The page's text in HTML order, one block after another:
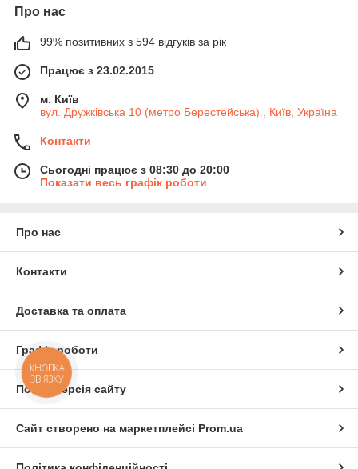
Про нас
99% позитивних з 594 відгуків за рік
Працює з 23.02.2015
м. Київ
вул. Дружківська 10 (метро Берестейська)., Київ, Україна
Контакти
Сьогодні працює з 08:30 до 20:00
Показати весь графік роботи
Про нас
Контакти
Доставка та оплата
Графік роботи
Повна версія сайту
Сайт створено на маркетплейсі Prom.ua
КНОПКА
ЗВ'ЯЗКУ